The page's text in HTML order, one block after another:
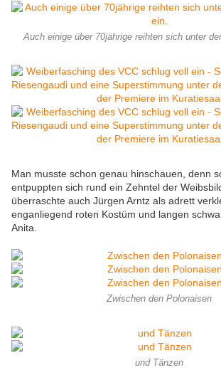
Auch einige über 70jährige reihten sich unter
Man musste schon genau hinschauen, denn
entpuppten sich rund ein Zehntel der
überraschte auch Jürgen Arntz als adrett
enganliegend roten Kostüm und langen
Anita.
Zwischen den Polonaisen
und Tänzen